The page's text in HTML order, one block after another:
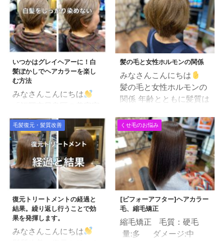
いつかはグレイヘアーに！白
髪ぼかしでヘアカラーを楽し
む方法
みなさんこんにちは
で働く美容師」田中で
す。 年齢を重ねるごと
に増える女性の悩み。 特
に１番のお悩みは「白
髪」かと思います。 チラ
ホラでてくるので余計に
気になりますが、いつか
のタイミングでいっその
こと全部真っ白にして、
グレイヘアーにしたいと
思われる方も多いのでは
髪の毛と女性ホルモンの関係
みなさんこんにちは
髪の毛と女性ホルモンの
関係 年齢とともに髪質は
くなる。 ✔︎うねる、パサ
つく。 ✔︎ハリコシがなく
なる。 ✔︎ボリュームがな
くなる 年齢を重ねていく
と、ほとんどの方が髪質
の変化にお悩みの事かと
思います。 美容室では外
部的なアプローチしかで
きませんので 頭皮のクレ
ンジング、トリートメン
毛髪復元・髪質改善
復元トリートメントの経過と
結果。繰り返し行うことで効
果を発揮します。
みなさんこんにちは
くせ毛のお悩み
[ビフォーアフター]ヘアカラー
毛、縮毛矯正
縮毛矯正 毛質：硬毛
量:多 ダメージ:中